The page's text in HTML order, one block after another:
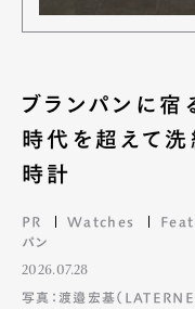
ブランパンに宿
時代を超えて
時計
PR Watches
パン
2026.07.28
写真：渡邉宏基（LATERNE